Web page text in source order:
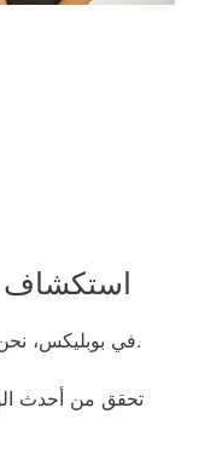
استكشاف
في بوبليكس، نحن ملتزمون بتقديم خدمة استثنائية لعملائنا.
تحقق من أحدث